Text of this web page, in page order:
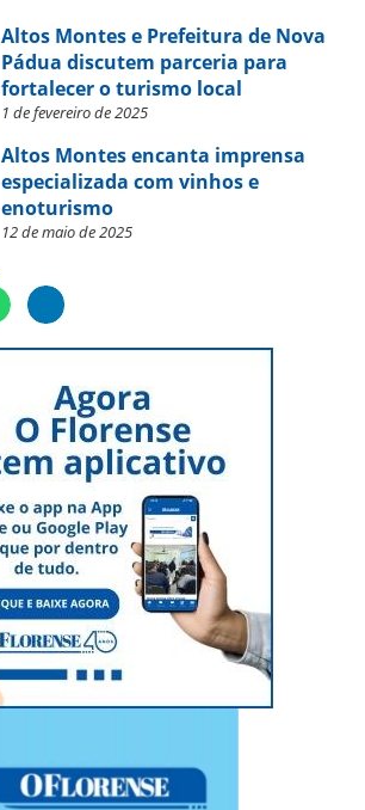
Altos Montes e Prefeitura de Nova
Pádua discutem parceria para
fortalecer o turismo local
1 de fevereiro de 2025
Altos Montes encanta imprensa
especializada com vinhos e
enoturismo
12 de maio de 2025